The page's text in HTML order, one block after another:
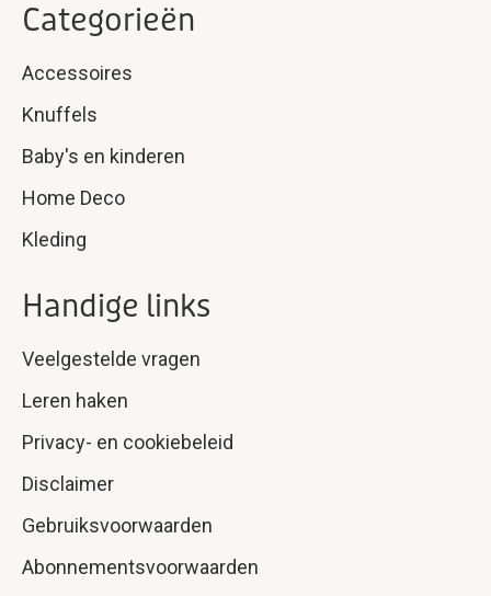
Categorieën
Accessoires
Knuffels
Baby's en kinderen
Home Deco
Kleding
Handige links
Veelgestelde vragen
Leren haken
Privacy- en cookiebeleid
Disclaimer
Gebruiksvoorwaarden
Abonnementsvoorwaarden